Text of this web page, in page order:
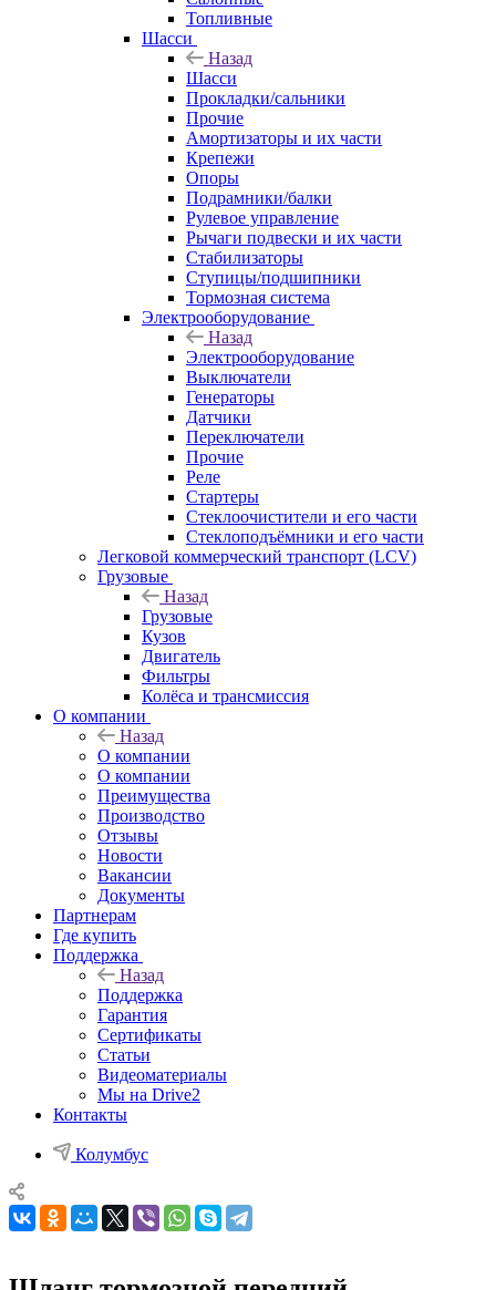
Топливные
Шасси
Назад
Шасси
Прокладки/сальники
Прочие
Амортизаторы и их части
Крепежи
Опоры
Подрамники/балки
Рулевое управление
Рычаги подвески и их части
Стабилизаторы
Ступицы/подшипники
Тормозная система
Электрооборудование
Назад
Электрооборудование
Выключатели
Генераторы
Датчики
Переключатели
Прочие
Реле
Стартеры
Стеклоочистители и его части
Стеклоподъёмники и его части
Легковой коммерческий транспорт (LCV)
Грузовые
Назад
Грузовые
Кузов
Двигатель
Фильтры
Колёса и трансмиссия
О компании
Назад
О компании
О компании
Преимущества
Производство
Отзывы
Новости
Вакансии
Документы
Партнерам
Где купить
Поддержка
Назад
Поддержка
Гарантия
Сертификаты
Статьи
Видеоматериалы
Мы на Drive2
Контакты
Колумбус